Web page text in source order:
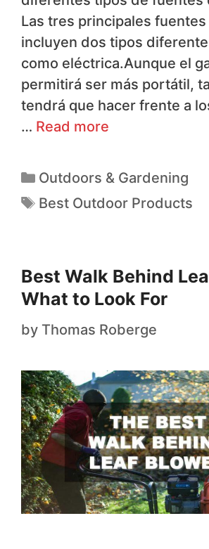
Las tres principales
incluyen dos tipos
como eléctrica.Aunque el
permitirá ser más portátil,
tendrá que hacer frente a
… Read more
Outdoors & Gardening
Best Outdoor Products
Best Walk Behind
What to Look For
by Thomas Roberge